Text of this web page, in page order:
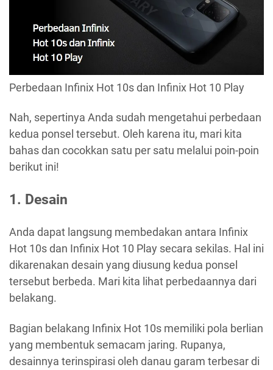
Perbedaan Infinix Hot 10s dan Infinix Hot 10 Play
Nah, sepertinya Anda sudah mengetahui perbedaan
kedua ponsel tersebut. Oleh karena itu, mari kita
bahas dan cocokkan satu per satu melalui poin-poin
berikut ini!
1. Desain
Anda dapat langsung membedakan antara Infinix
Hot 10s dan Infinix Hot 10 Play secara sekilas. Hal ini
dikarenakan desain yang diusung kedua ponsel
tersebut berbeda. Mari kita lihat perbedaannya dari
belakang.
Bagian belakang Infinix Hot 10s memiliki pola berlian
yang membentuk semacam jaring. Rupanya,
desainnya terinspirasi oleh danau garam terbesar di